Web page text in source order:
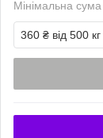
Мінімальна
360 ₴ від 500 кг